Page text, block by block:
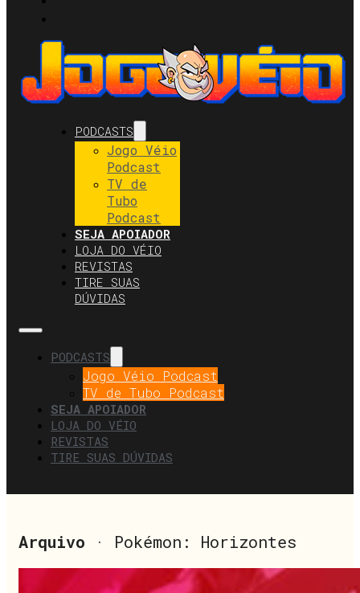
PODCASTS
Jogo Véio
Podcast
TV de
Tubo
Podcast
SEJA APOIADOR
LOJA DO VÉIO
REVISTAS
TIRE SUAS
DÚVIDAS
PODCASTS
Jogo Véio Podcast
TV de Tubo Podcast
SEJA APOIADOR
LOJA DO VÉIO
REVISTAS
TIRE SUAS DÚVIDAS
Arquivo · Pokémon: Horizontes